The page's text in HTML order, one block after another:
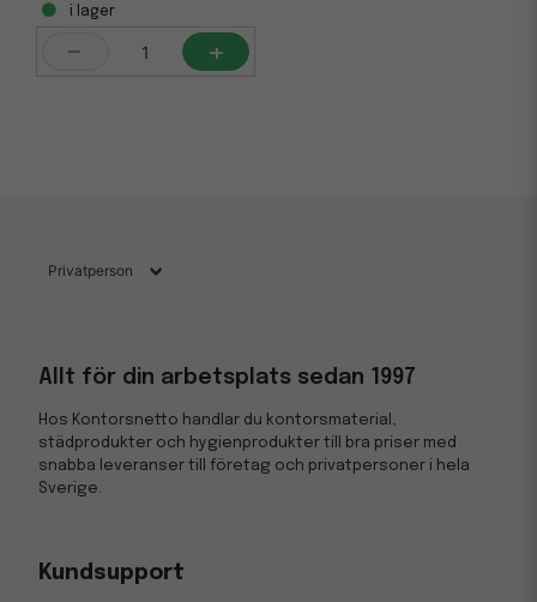
i lager
- +
Allt för din arbetsplats sedan 1997
Hos Kontorsnetto handlar du kontorsmaterial,
städprodukter och hygienprodukter till bra priser med
snabba leveranser till företag och privatpersoner i hela
Sverige.
Kundsupport